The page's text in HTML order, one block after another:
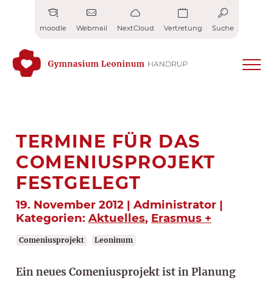
moodle Webmail NextCloud Vertretung Suche
TERMINE FÜR DAS
COMENIUSPROJEKT
FESTGELEGT
19. November 2012 | Administrator |
Kategorien: Aktuelles, Erasmus +
Comeniusprojekt Leoninum
Ein neues Comeniusprojekt ist in Planung